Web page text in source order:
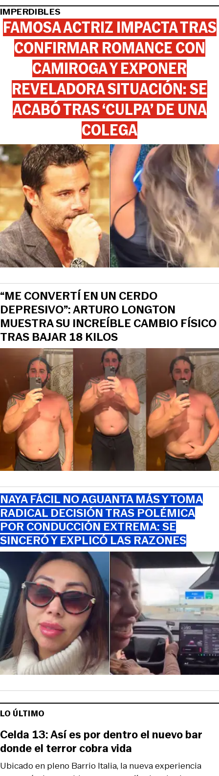
IMPERDIBLES
FAMOSA ACTRIZ IMPACTA TRAS
CONFIRMAR ROMANCE CON
CAMIROGA Y EXPONER
REVELADORA SITUACIÓN: SE
ACABÓ TRAS ‘CULPA’ DE UNA
COLEGA
“ME CONVERTÍ EN UN CERDO
DEPRESIVO”: ARTURO LONGTON
MUESTRA SU INCREÍBLE CAMBIO FÍSICO
TRAS BAJAR 18 KILOS
NAYA FÁCIL NO AGUANTA MÁS Y TOMA
RADICAL DECISIÓN TRAS POLÉMICA
POR CONDUCCIÓN EXTREMA: SE
SINCERÓ Y EXPLICÓ LAS RAZONES
LO ÚLTIMO
Ubicado en pleno Barrio Italia, la nueva experiencia
Celda 13: Así es por dentro el nuevo bar
donde el terror cobra vida